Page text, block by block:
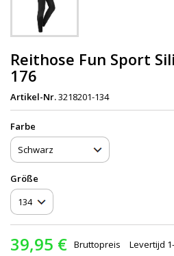
Reithose Fun Sport
176
Artikel-Nr.3218201-134
Farbe
Größe
39,95 € Bruttopreis Levertijd